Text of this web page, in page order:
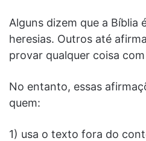
Alguns dizem que a Bíblia
heresias. Outros até
provar qualquer coisa com
No entanto, essas
quem:
1) usa o texto fora do